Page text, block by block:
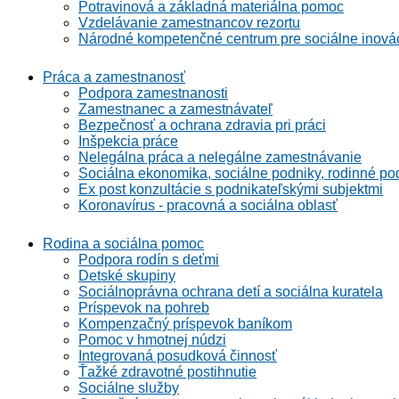
Potravinová a základná materiálna pomoc
Vzdelávanie zamestnancov rezortu
Národné kompetenčné centrum pre sociálne
Práca a zamestnanosť
Podpora zamestnanosti
Zamestnanec a zamestnávateľ
Bezpečnosť a ochrana zdravia pri práci
Inšpekcia práce
Nelegálna práca a nelegálne zamestnávanie
Sociálna ekonomika, sociálne podniky, rodinné
Ex post konzultácie s podnikateľskými subjektmi
Koronavírus - pracovná a sociálna oblasť
Rodina a sociálna pomoc
Podpora rodín s deťmi
Detské skupiny
Sociálnoprávna ochrana detí a sociálna kuratela
Príspevok na pohreb
Kompenzačný príspevok baníkom
Pomoc v hmotnej núdzi
Integrovaná posudková činnosť
Ťažké zdravotné postihnutie
Sociálne služby